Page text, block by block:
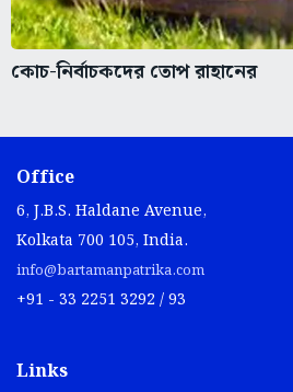
কোচ-নির্বাচকদের তোপ রাহানের
Office
6, J.B.S. Haldane Avenue,
Kolkata 700 105, India.
info@bartamanpatrika.com
+91 - 33 2251 3292 / 93
Links